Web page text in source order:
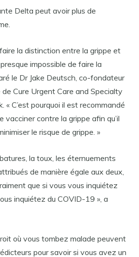
Delta peut avoir plus de
faire la distinction entre la grippe et
impossible de faire la
le Dr Jake Deutsch, co-fondateur
Cure Urgent Care and Specialty
« C’est pourquoi il est recommandé
vacciner contre la grippe afin qu’il
le risque de grippe. »
la toux, les éternuements
de manière égale aux deux,
que si vous vous inquiétez
inquiétez du COVID-19 », a
où vous tombez malade peuvent
pour savoir si vous avez un